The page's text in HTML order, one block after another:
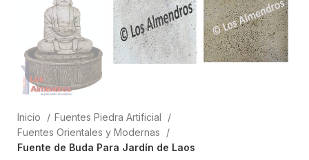
Inicio
Fuentes Piedra Artificial
Fuentes Orientales y Modernas
Fuente de Buda Para Jardín de Laos